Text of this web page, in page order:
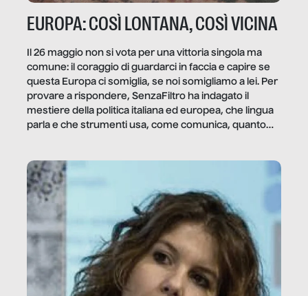
EUROPA: COSÌ LONTANA, COSÌ VICINA
Il 26 maggio non si vota per una vittoria singola ma
comune: il coraggio di guardarci in faccia e capire se
questa Europa ci somiglia, se noi somigliamo a lei. Per
provare a rispondere, SenzaFiltro ha indagato il
mestiere della politica italiana ed europea, che lingua
parla e che strumenti usa, come comunica, quanto